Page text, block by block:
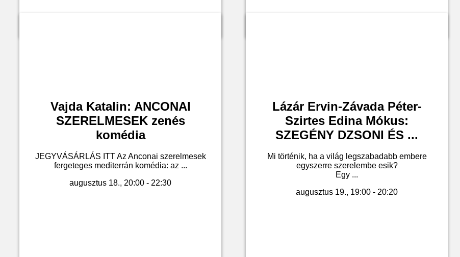
Vajda Katalin: ANCONAI
SZERELMESEK zenés
komédia
JEGYVÁSÁRLÁS ITT Az Anconai szerelmesek
fergeteges mediterrán komédia: az ...
augusztus 18., 20:00 - 22:30
Lázár Ervin-Závada Péter-
Szirtes Edina Mókus:
SZEGÉNY DZSONI ÉS ...
Mi történik, ha a világ legszabadabb embere
egyszerre szerelembe esik?
Egy ...
augusztus 19., 19:00 - 20:20